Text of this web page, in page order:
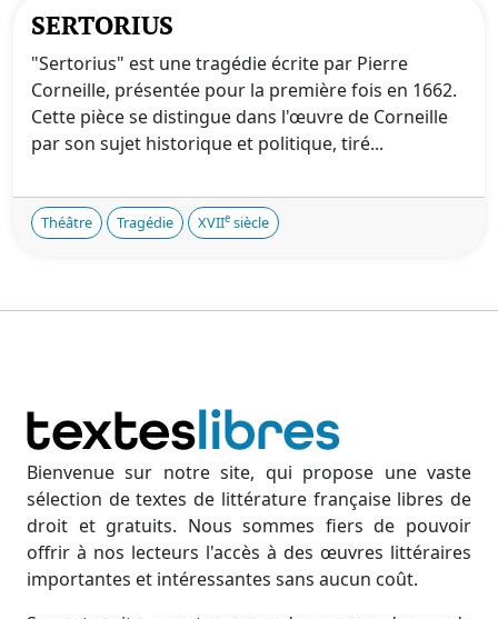
SERTORIUS
"Sertorius" est une tragédie écrite par Pierre
Corneille, présentée pour la première fois en 1662.
Cette pièce se distingue dans l'œuvre de Corneille
par son sujet historique et politique, tiré...
Théâtre Tragédie XVIIe siècle
Bienvenue sur notre site, qui propose une vaste
sélection de textes de littérature française libres de
droit et gratuits. Nous sommes fiers de pouvoir
offrir à nos lecteurs l'accès à des œuvres littéraires
importantes et intéressantes sans aucun coût.